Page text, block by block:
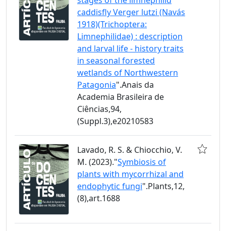
caddisfly Verger lutzi (Navás
1918)(Trichoptera:
Limnephilidae) : description
and larval life - history traits
in seasonal forested
wetlands of Northwestern
Patagonia".Anais da
Academia Brasileira de
Ciências,94,
(Suppl.3),e20210583
Lavado, R. S. & Chiocchio, V.
M. (2023)."Symbiosis of
plants with mycorrhizal and
endophytic fungi".Plants,12,
(8),art.1688